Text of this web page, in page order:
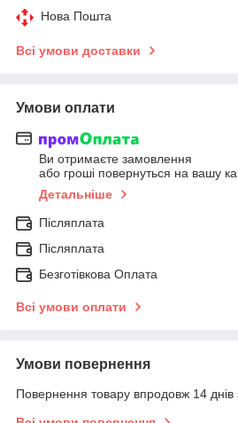
Нова Пошта
Всі умови доставки
Умови оплати
Ви отримаєте замовлення
або гроші повернуться на вашу
Детальніше
Післяплата
Післяплата
Безготівкова Оплата
Всі умови оплати
Умови повернення
Повернення товару впродовж 14 днів